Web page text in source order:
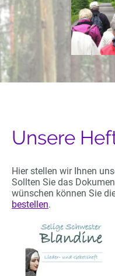
Unsere
Hier stellen wir Ihnen
Sollten Sie das
wünschen können Sie
bestellen.